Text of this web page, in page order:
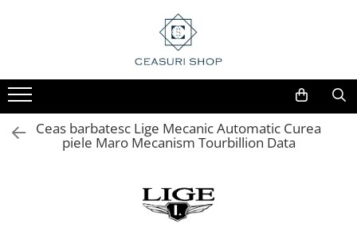
Ceas barbatesc Lige Mecanic Automatic Curea
piele Maro Mecanism Tourbillion Data